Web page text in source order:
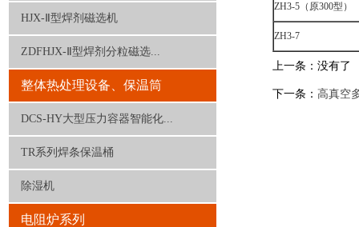
HJX-Ⅱ型焊剂磁选机
ZDFHJX-Ⅱ型焊剂分粒磁选...
整体热处理设备、保温筒
DCS-HY大型压力容器智能化...
TR系列焊条保温桶
除湿机
电阻炉系列
ZH3-5（原300型）
ZH3-7
上一条：没有了
下一条： 高真空